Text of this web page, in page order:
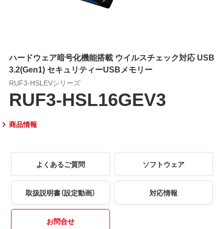
ハードウェア暗号化機能搭載 ウイルスチェック対応 USB
3.2(Gen1) セキュリティーUSBメモリー
RUF3-HSLEVシリーズ
RUF3-HSL16GEV3
商品情報
よくあるご質問 ソフトウェア
取扱説明書（設定動画） 対応情報
お問合せ